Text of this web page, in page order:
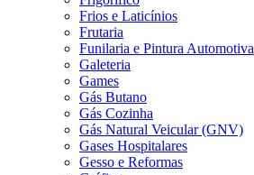
Frios e Laticínios
Frutaria
Funilaria e Pintura Automotiva
Galeteria
Games
Gás Butano
Gás Cozinha
Gás Natural Veicular (GNV)
Gases Hospitalares
Gesso e Reformas